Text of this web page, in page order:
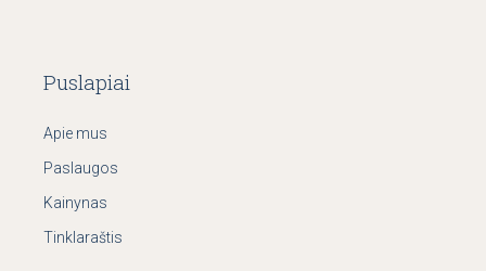
Puslapiai
Apie mus
Paslaugos
Kainynas
Tinklaraštis